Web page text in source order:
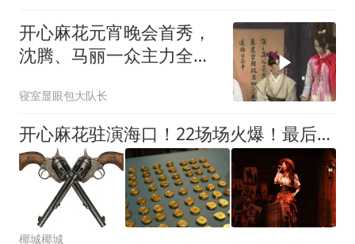
开心麻花元宵晚会首秀，
沈腾、马丽一众主力全部
寝室显眼包大队长
开心麻花驻演海口！22场场火爆！最后3场少量余票
椰城椰城